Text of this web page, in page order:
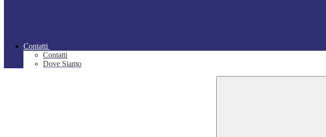
Contatti
Contatti
Dove Siamo